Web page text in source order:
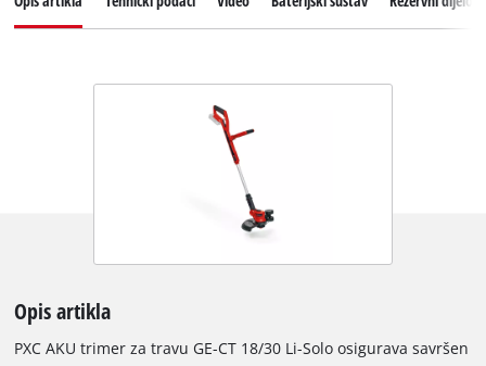
Opis artikla
PXC AKU trimer za travu GE-CT 18/30 Li-Solo osigurava savršen